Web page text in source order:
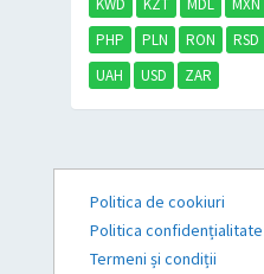
KWD
KZT MDL MXN
PHP
PLN RON RSD
UAH
USD ZAR
Politica de cookiuri
Politica confidențialitate
Termeni și condiții